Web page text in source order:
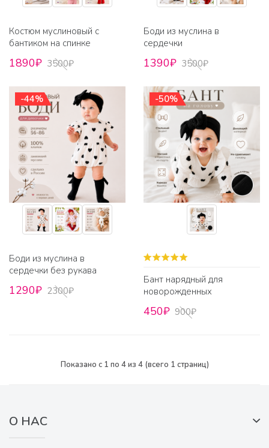
Костюм муслиновый с
бантиком на спинке
1890₽ 3500₽
Боди из муслина в
сердечки
1390₽ 3500₽
-44%
Боди из муслина в
сердечки без рукава
1290₽ 2300₽
-50%
Бант нарядный для
новорожденных
450₽ 900₽
Показано с 1 по 4 из 4 (всего 1 страниц)
О НАС